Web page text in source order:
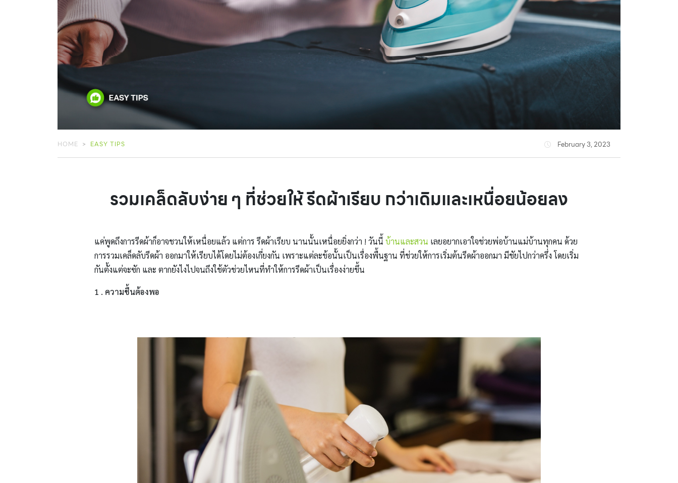
HOME EASY TIPS February 3, 2023
รวมเคล็ดลับง่าย ๆ ที่ช่วยให้ รีดผ้าเรียบ กว่าเดิมและเหนื่อยน้อยลง
แค่พูดถึงการรีดผ้าก็อาจชวนให้เหนื่อยแล้ว แต่การ รีดผ้าเรียบ นานนั้นเหนื่อยยิ่งกว่า ! วันนี้ บ้านและสวน เลยอยากเอาใจช่วยพ่อบ้านแม่บ้านทุกคน ด้วย
การรวมเคล็ดลับรีดผ้า ออกมาให้เรียบได้โดยไม่ต้องเกี่ยงกัน เพราะแต่ละข้อนั้นเป็นเรื่องพื้นฐาน ที่ช่วยให้การเริ่มต้นรีดผ้าออกมา มีชัยไปกว่าครึ่ง โดยเริ่ม
กันตั้งแต่จะซัก และ ตากยังไงไปจนถึงใช้ตัวช่วยไหนที่ทำให้การรีดผ้าเป็นเรื่องง่ายขึ้น
1 . ความชื้นต้องพอ